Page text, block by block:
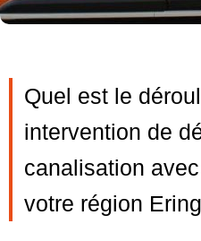
Quel est le
intervention de
canalisation
votre région